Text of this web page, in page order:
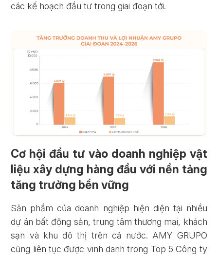
các kế hoạch đầu tư trong giai đoạn tới.
Cơ hội đầu tư vào doanh nghiệp vật
liệu xây dựng hàng đầu với nền tảng
tăng trưởng bền vững
Sản phẩm của doanh nghiệp hiện diện tại nhiều
dự án bất động sản, trung tâm thương mại, khách
sạn và khu đô thị trên cả nước. AMY GRUPO
cũng liên tục được vinh danh trong Top 5 Công ty